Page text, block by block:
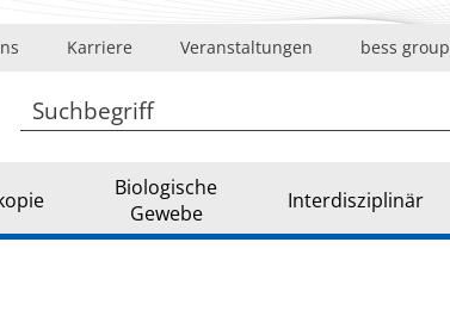
Biologische
Gewebe
Interdisziplinär
Karriere Veranstaltungen bess group